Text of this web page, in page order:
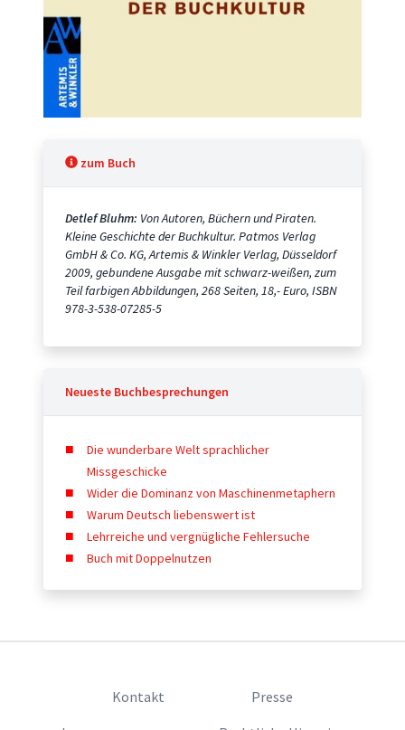
zum Buch
Detlef Bluhm: Von Autoren, Büchern und Piraten.
Kleine Geschichte der Buchkultur. Patmos Verlag
GmbH & Co. KG, Artemis & Winkler Verlag, Düsseldorf
2009, gebundene Ausgabe mit schwarz-weißen, zum
Teil farbigen Abbildungen, 268 Seiten, 18,- Euro, ISBN
978-3-538-07285-5
Neueste Buchbesprechungen
Die wunderbare Welt sprachlicher
Missgeschicke
Wider die Dominanz von Maschinenmetaphern
Warum Deutsch liebenswert ist
Lehrreiche und vergnügliche Fehlersuche
Buch mit Doppelnutzen
Kontakt
Presse